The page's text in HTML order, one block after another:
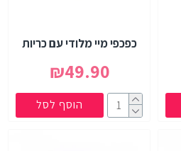
כפכפי מיי מלודי עם כריות
₪49.90
הוסף לסל